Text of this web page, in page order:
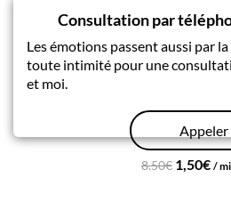
Consultation par
Les émotions passent aussi par
toute intimité pour une
et moi.
Appeler
8.50€ 1,50€ /